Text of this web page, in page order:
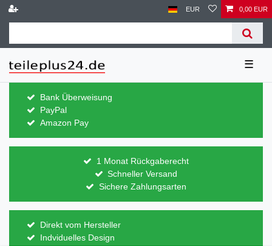
EUR 0,00 EUR
☰
Bank Überweisung
PayPal
Amazon Pay
1 Monat Rückgaberecht
Schneller Versand
Sichere Zahlungsarten
Direkt vom Hersteller
Indviduelles Design